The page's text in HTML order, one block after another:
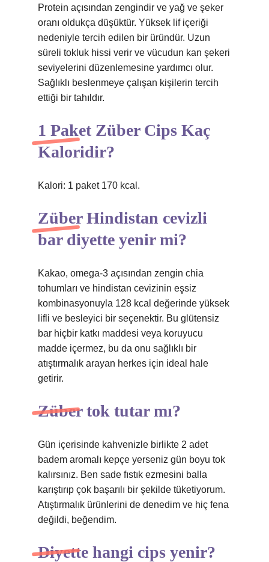
Protein açısından zengindir ve yağ ve şeker
oranı oldukça düşüktür. Yüksek lif içeriği
nedeniyle tercih edilen bir üründür. Uzun
süreli tokluk hissi verir ve vücudun kan şekeri
seviyelerini düzenlemesine yardımcı olur.
Sağlıklı beslenmeye çalışan kişilerin tercih
ettiği bir tahıldır.
1 Paket Züber Cips Kaç
Kaloridir?
Kalori: 1 paket 170 kcal.
Züber Hindistan cevizli
bar diyette yenir mi?
Kakao, omega-3 açısından zengin chia
tohumları ve hindistan cevizinin eşsiz
kombinasyonuyla 128 kcal değerinde yüksek
lifli ve besleyici bir seçenektir. Bu glütensiz
bar hiçbir katkı maddesi veya koruyucu
madde içermez, bu da onu sağlıklı bir
atıştırmalık arayan herkes için ideal hale
getirir.
Züber tok tutar mı?
Gün içerisinde kahvenizle birlikte 2 adet
badem aromalı kepçe yerseniz gün boyu tok
kalırsınız. Ben sade fıstık ezmesini balla
karıştırıp çok başarılı bir şekilde tüketiyorum.
Atıştırmalık ürünlerini de denedim ve hiç fena
değildi, beğendim.
Diyette hangi cips yenir?